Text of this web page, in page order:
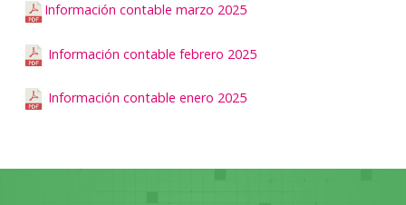
Información contable marzo 2025
Información contable febrero 2025
Información contable enero 2025